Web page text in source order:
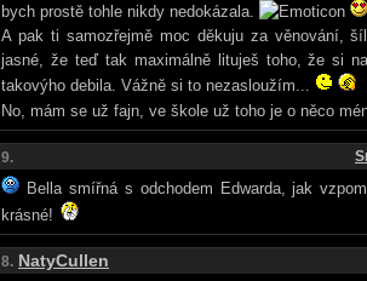
bych prostě tohle nikdy nedokázala.
A pak ti samozřejmě moc děkuju za věnování,
jasné, že teď tak maximálně lituješ toho, že si
takovýho debila. Vážně si to nezasloužím...
No, mám se už fajn, ve škole už toho je o něco
9.
Bella smířná s odchodem Edwarda, jak
krásné!
8. NatyCullen